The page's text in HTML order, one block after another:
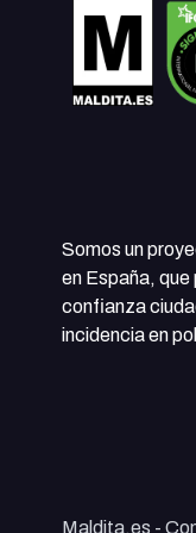
Somos un
en España,
confianza
incidencia en
Maldita.es -